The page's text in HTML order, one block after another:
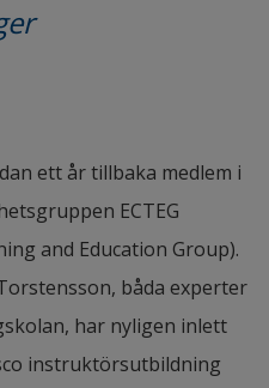
ett år tillbaka medlem i
ECTEG
and Education Group).
båda experter
har nyligen inlett
instruktörsutbildning